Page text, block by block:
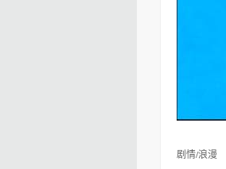
剧情/浪漫